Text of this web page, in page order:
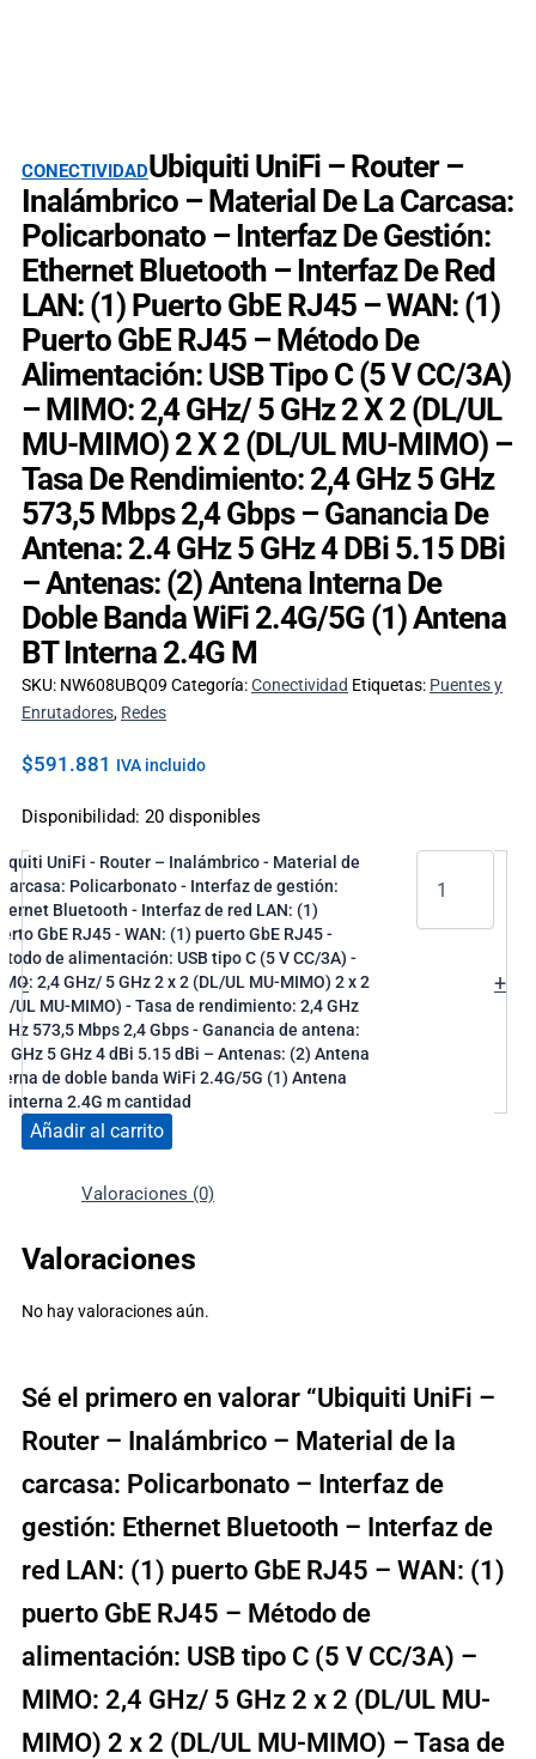
CONECTIVIDADUbiquiti UniFi – Router –
Inalámbrico – Material De La Carcasa:
Policarbonato – Interfaz De Gestión:
Ethernet Bluetooth – Interfaz De Red
LAN: (1) Puerto GbE RJ45 – WAN: (1)
Puerto GbE RJ45 – Método De
Alimentación: USB Tipo C (5 V CC/3A)
– MIMO: 2,4 GHz/ 5 GHz 2 X 2 (DL/UL
MU-MIMO) 2 X 2 (DL/UL MU-MIMO) –
Tasa De Rendimiento: 2,4 GHz 5 GHz
573,5 Mbps 2,4 Gbps – Ganancia De
Antena: 2.4 GHz 5 GHz 4 DBi 5.15 DBi
– Antenas: (2) Antena Interna De
Doble Banda WiFi 2.4G/5G (1) Antena
BT Interna 2.4G M
SKU: NW608UBQ09 Categoría:Conectividad Etiquetas: Puentes y
Enrutadores, Redes
$591.881 IVA incluido
Disponibilidad: 20 disponibles
-
UniFi - Router – Inalámbrico - Material de
Policarbonato - Interfaz de gestión:
Bluetooth - Interfaz de red LAN: (1)
GbE RJ45 - WAN: (1) puerto GbE RJ45 -
de alimentación: USB tipo C (5 V CC/3A) -
2,4 GHz/ 5 GHz 2 x 2 (DL/UL MU-MIMO) 2 x 2
UL MU-MIMO) - Tasa de rendimiento: 2,4 GHz
573,5 Mbps 2,4 Gbps - Ganancia de antena:
GHz 5 GHz 4 dBi 5.15 dBi – Antenas: (2) Antena
de doble banda WiFi 2.4G/5G (1) Antena
interna 2.4G m cantidad
+
Añadir al carrito
Valoraciones (0)
Valoraciones
No hay valoraciones aún.
Sé el primero en valorar “Ubiquiti UniFi –
Router – Inalámbrico – Material de la
carcasa: Policarbonato – Interfaz de
gestión: Ethernet Bluetooth – Interfaz de
red LAN: (1) puerto GbE RJ45 – WAN: (1)
puerto GbE RJ45 – Método de
alimentación: USB tipo C (5 V CC/3A) –
MIMO: 2,4 GHz/ 5 GHz 2 x 2 (DL/UL MU-
MIMO) 2 x 2 (DL/UL MU-MIMO) – Tasa de